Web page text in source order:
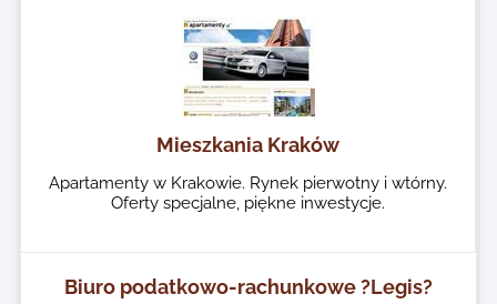
Mieszkania Kraków
Apartamenty w Krakowie. Rynek pierwotny i wtórny.
Oferty specjalne, piękne inwestycje.
Biuro podatkowo-rachunkowe ?Legis?